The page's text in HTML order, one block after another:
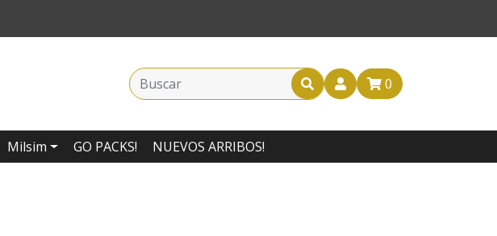
0
Milsim GO PACKS! NUEVOS ARRIBOS!